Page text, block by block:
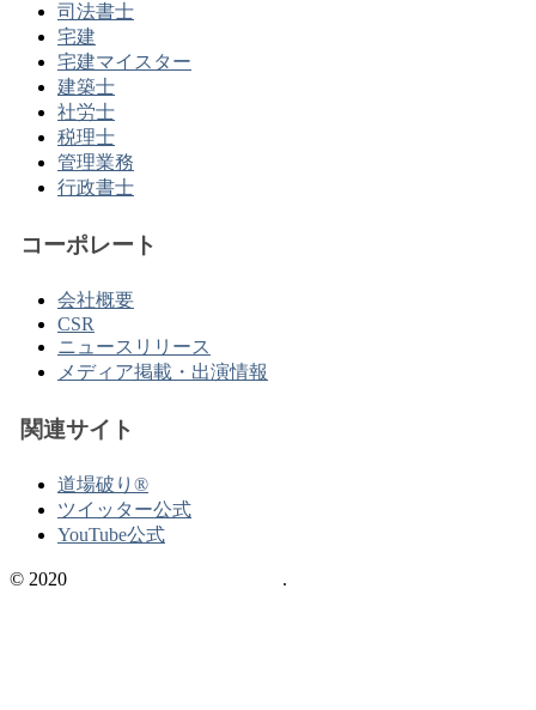
司法書士
宅建
宅建マイスター
建築士
社労士
税理士
管理業務
行政書士
コーポレート
会社概要
CSR
ニュースリリース
メディア掲載・出演情報
関連サイト
道場破り®
ツイッター公式
YouTube公式
© 2020 .